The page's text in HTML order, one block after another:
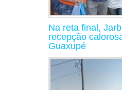
Na reta final,
recepção
Guaxupé